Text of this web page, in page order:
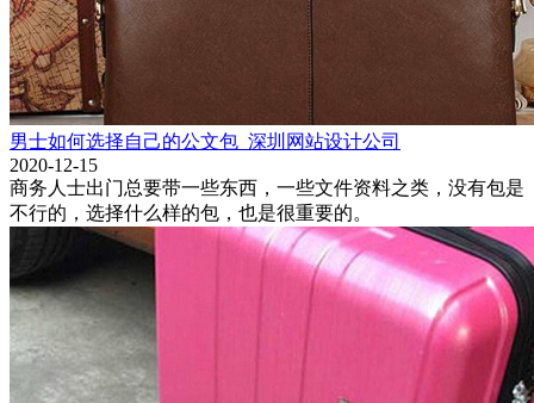
男士如何选择自己的公文包_深圳网站设计公司
2020-12-15
商务人士出门总要带一些东西，一些文件资料之类，没有包是
不行的，选择什么样的包，也是很重要的。